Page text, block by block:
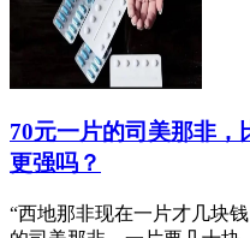
70元一片的司美那非
更强吗？
“西地那非现在一片才几块